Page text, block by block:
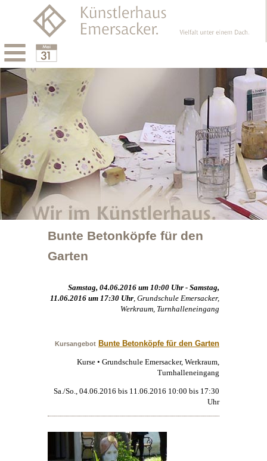
Bunte Betonköpfe für den
Garten
Samstag, 04.06.2016 um 10:00 Uhr - Samstag,
11.06.2016 um 17:30 Uhr , Grundschule Emersacker,
Werkraum, Turnhalleneingang
Kursangebot Bunte Betonköpfe für den Garten
Kurse • Grundschule Emersacker, Werkraum,
Turnhalleneingang
Sa./So., 04.06.2016 bis 11.06.2016 10:00 bis 17:30
Uhr